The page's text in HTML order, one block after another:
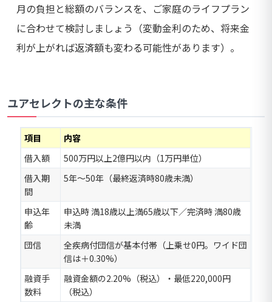
月の負担と総額のバランスを、ご家庭のライフプラン
に合わせて検討しましょう（変動金利のため、将来金
利が上がれば返済額も変わる可能性があります）。
ユアセレクトの主な条件
項目
内容
借入額
500万円以上2億円以内（1万円単位）
借入期
間
5年〜50年（最終返済時80歳未満）
申込年
齢
申込時 満18歳以上満65歳以下／完済時 満80歳
未満
団信
全疾病付団信が基本付帯（上乗せ0円。ワイド団
信は＋0.30%）
融資手
数料
融資金額の2.20%（税込）・最低220,000円
（税込）